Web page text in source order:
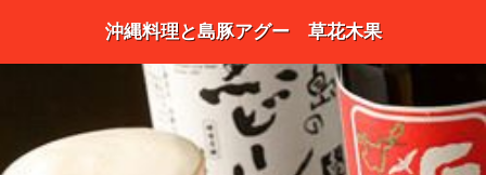
沖縄料理と島豚アグー 草花木果